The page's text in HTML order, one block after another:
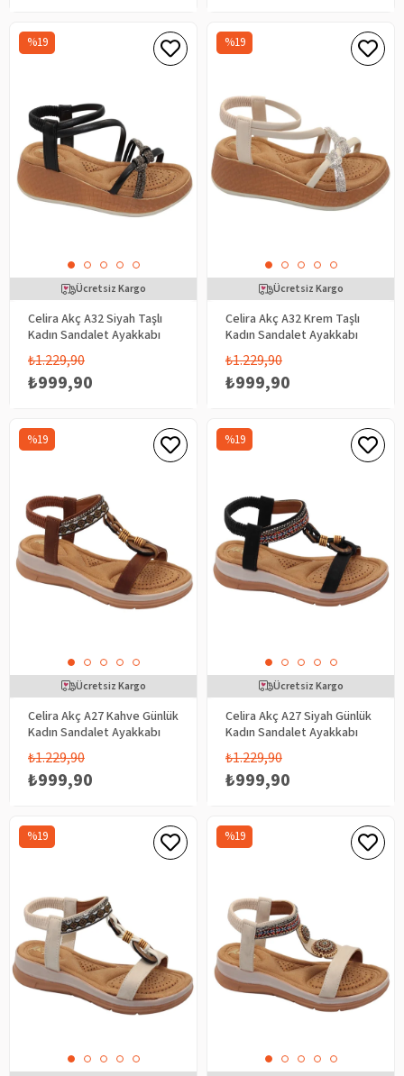
Celira Akç A32 Siyah Taşlı
Kadın Sandalet Ayakkabı
₺999,90
₺1.229,90
%19
Ücretsiz Kargo
Celira Akç A32 Krem Taşlı
Kadın Sandalet Ayakkabı
₺999,90
₺1.229,90
%19
Ücretsiz Kargo
Celira Akç A27 Kahve Günlük
Kadın Sandalet Ayakkabı
₺999,90
₺1.229,90
%19
Ücretsiz Kargo
Celira Akç A27 Siyah Günlük
Kadın Sandalet Ayakkabı
₺999,90
₺1.229,90
%19
Ücretsiz Kargo
%19 %19